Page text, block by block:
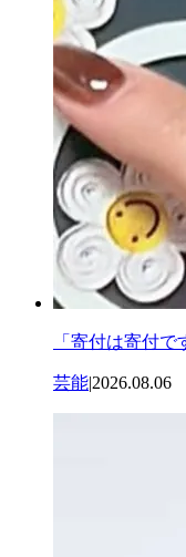
「寄付は寄付
芸能|2026.08.06